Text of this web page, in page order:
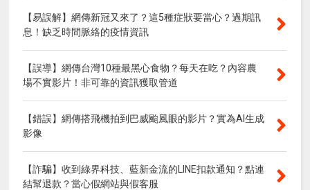
【易誤解】網傳新冠又來了？這5種症狀要當心？過期訊
息！缺乏時間脈絡的疫情資訊
【誤導】網傳台灣10種最黑心食物？每天在吃？內容農
場不實影片！非可靠的資訊獲取管道
【錯誤】網傳搭飛機拍到巴威颱風眼的影片？實為AI生成
影像
【詐騙】收到綠界科技、藍新金流的LINE扣款通知？點連
結幫退款？當心假網站與假客服